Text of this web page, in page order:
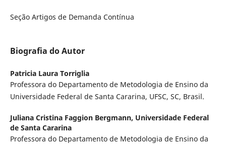
Seção Artigos de Demanda Contínua
Biografia do Autor
Patricia Laura Torriglia
Professora do Departamento de Metodologia de Ensino da
Universidade Federal de Santa Cararina, UFSC, SC, Brasil.
Juliana Cristina Faggion Bergmann, Universidade Federal
de Santa Cararina
Professora do Departamento de Metodologia de Ensino da